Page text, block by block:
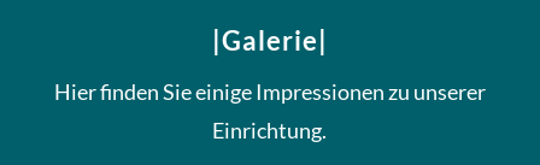
|Galerie|
Hier finden Sie einige Impressionen zu unserer
Einrichtung.